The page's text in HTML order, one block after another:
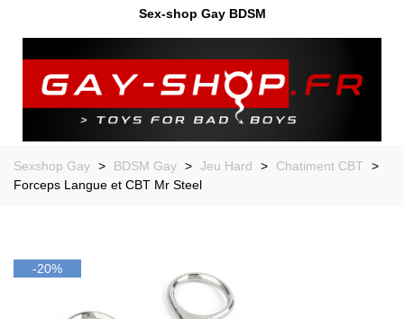
Sex-shop Gay BDSM
Sexshop Gay > BDSM Gay > Jeu Hard > Chatiment CBT
>
Forceps Langue et CBT Mr Steel
-20%